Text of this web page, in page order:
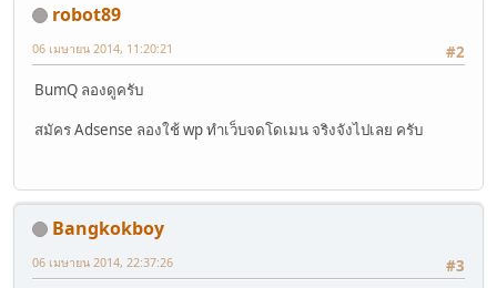
robot89
#2
06 เมษายน 2014, 11:20:21
BumQ ลองดูครับ
สมัคร Adsense ลองใช้ wp ทำเว็บจดโดเมน จริงจังไปเลย ครับ
Bangkokboy
#3
06 เมษายน 2014, 22:37:26